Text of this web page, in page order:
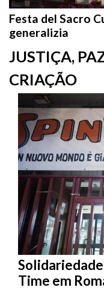
Festa del Sacro
generalizia
JUSTIÇA,
CRIAÇÃO
Time em